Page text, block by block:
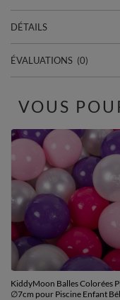
DÉTAILS
ÉVALUATIONS (0)
VOUS
KiddyMoon Balles Colorées
∅7cm pour Piscine Enfant